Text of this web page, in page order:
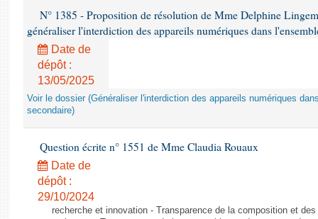
N° 1385 - Proposition de résolution de Mme Delphine
généraliser l'interdiction des appareils numériques dans
Date de
dépôt :
13/05/2025
Voir le dossier (Généraliser l'interdiction des appareils numériques
secondaire)
Question écrite n° 1551 de Mme Claudia Rouaux
Date de
dépôt :
29/10/2024
recherche et innovation - Transparence de la composition et